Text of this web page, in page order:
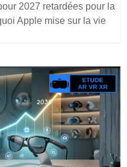
2027 retardées pour la
Apple mise sur la vie